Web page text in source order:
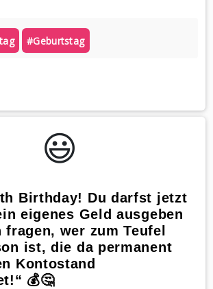
#geburtstag
😃️
Birthday! Du darfst jetzt
eigenes Geld ausgeben
wer zum Teufel
ist, die da permanent
Kontostand
💰🤔